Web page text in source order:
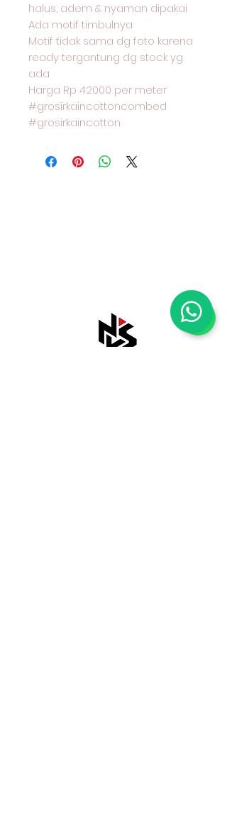
halus, adem & nyaman dipakai
Ada motif timbulnya
Motif tidak sama dg foto karena
ready tergantung dg stock yg
ada
Harga Rp 42000 per meter
#grosirkaincottoncombed
#grosirkaincotton